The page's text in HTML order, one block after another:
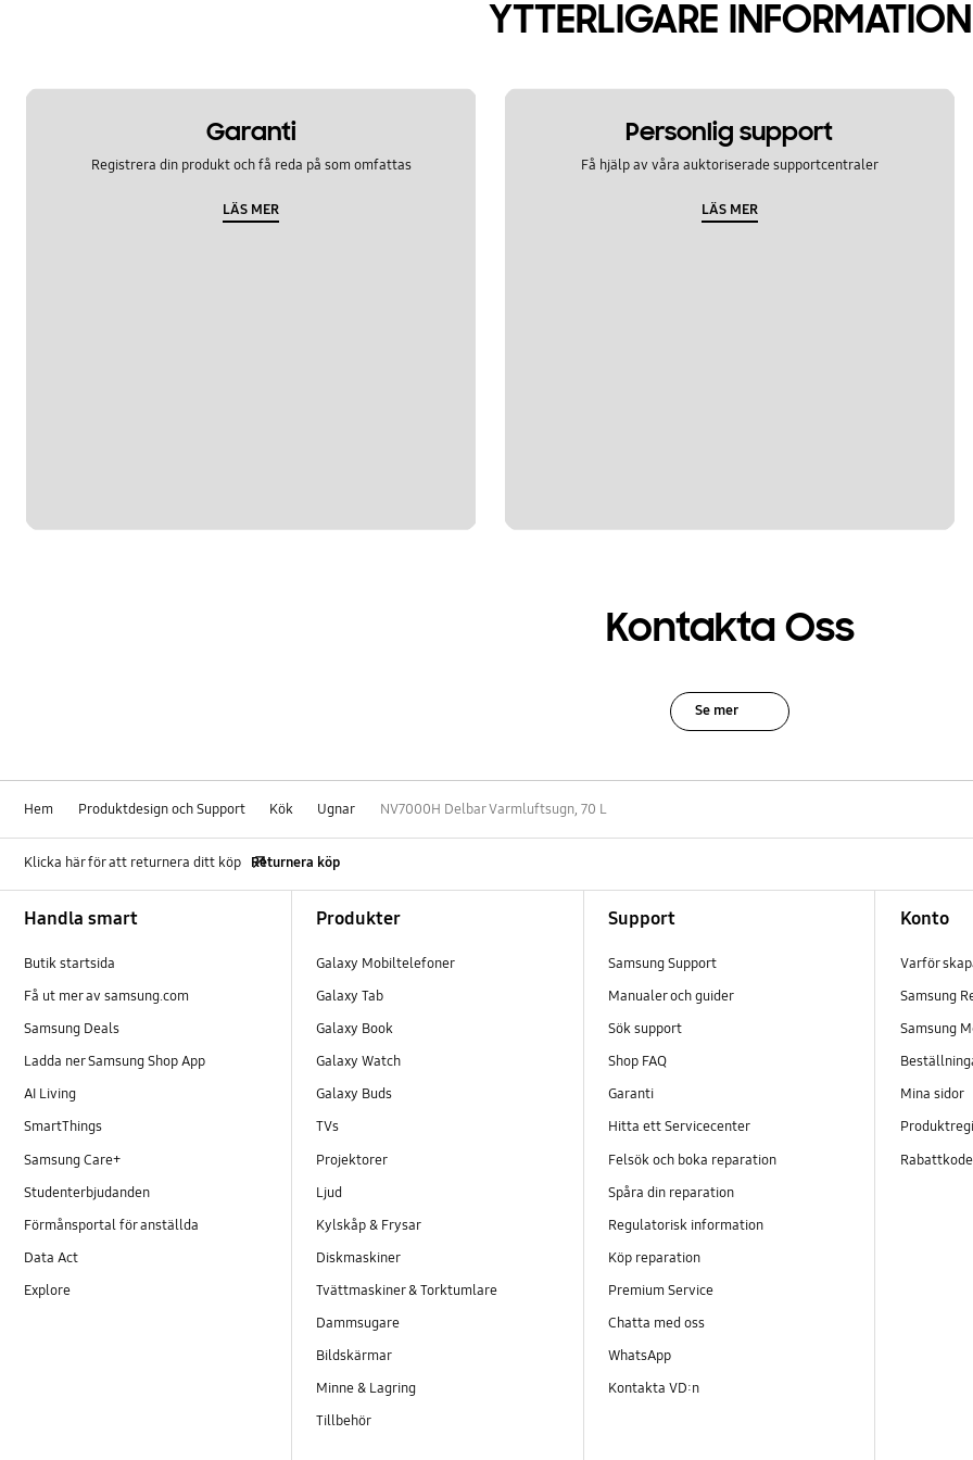
YTTERLIGARE INFORMATION
Garanti
Registrera din produkt och få reda på som omfattas
LÄS MER
Personlig support
Få hjälp av våra auktoriserade supportcentraler
LÄS MER
Kontakta Oss
Se mer
Hem Produktdesign och Support Kök Ugnar NV7000H Delbar Varmluftsugn, 70 L
Klicka här för att returnera ditt köp Returnera köp
Handla smart
Butik startsida
Få ut mer av samsung.com
Samsung Deals
Ladda ner Samsung Shop App
AI Living
SmartThings
Samsung Care+
Studenterbjudanden
Förmånsportal för anställda
Data Act
Explore
Produkter
Galaxy Mobiltelefoner
Galaxy Tab
Galaxy Book
Galaxy Watch
Galaxy Buds
TVs
Projektorer
Ljud
Kylskåp & Frysar
Diskmaskiner
Tvättmaskiner & Torktumlare
Dammsugare
Bildskärmar
Minne & Lagring
Tillbehör
Support
Samsung Support
Manualer och guider
Sök support
Shop FAQ
Garanti
Hitta ett Servicecenter
Felsök och boka reparation
Spåra din reparation
Regulatorisk information
Köp reparation
Premium Service
Chatta med oss
WhatsApp
Kontakta VD:n
Konto
Varför
Samsung
Samsung
Mina sidor